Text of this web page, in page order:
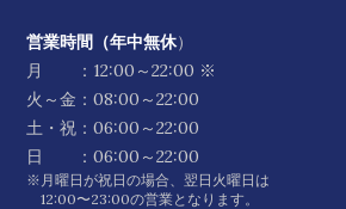
営業時間（年中無休）
月 ：12:00～22:00 ※
火～金：08:00～22:00
土・祝：06:00～22:00
日 ：06:00～22:00
※月曜日が祝日の場合、翌日火曜日は
12:00〜23:00の営業となります。